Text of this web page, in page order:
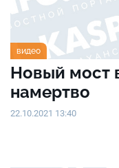
видео
Новый мост
намертво
22.10.2021 13:40